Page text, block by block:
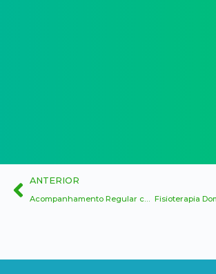
ANTERIOR
Acompanhamento Regular com Fisioterapeutas Domiciliares: Essencial para a Saúde e Autonomia